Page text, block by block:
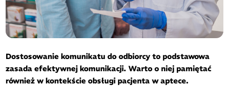
Dostosowanie komunikatu do odbiorcy to podstawowa
zasada efektywnej komunikacji. Warto o niej pamiętać
również w kontekście obsługi pacjenta w aptece.